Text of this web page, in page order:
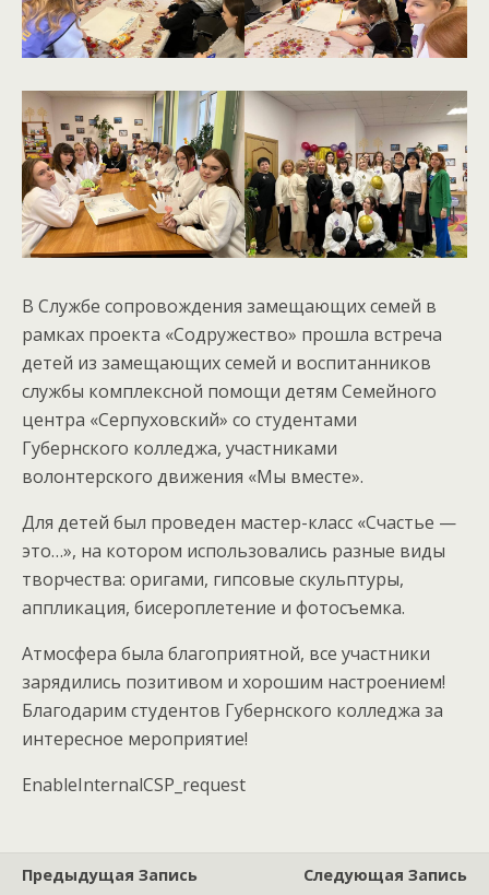
В Службе сопровождения замещающих семей в
рамках проекта «Содружество» прошла встреча
детей из замещающих семей и воспитанников
службы комплексной помощи детям Семейного
центра «Серпуховский» со студентами
Губернского колледжа, участниками
волонтерского движения «Мы вместе».
Для детей был проведен мастер-класс «Счастье —
это…», на котором использовались разные виды
творчества: оригами, гипсовые скульптуры,
аппликация, бисероплетение и фотосъемка.
Атмосфера была благоприятной, все участники
зарядились позитивом и хорошим настроением!
Благодарим студентов Губернского колледжа за
интересное мероприятие!
EnableInternalCSP_request
Предыдущая Запись
Следующая Запись